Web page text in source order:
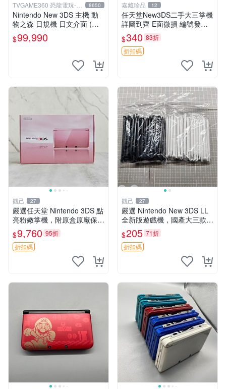
TVGAME360 恐龍電玩-台
中店
8650
Nintendo New 3DS 主機 動
物之森 日規機 日文介面 (附
原廠充電器+保護貼)【台中恐
龍電玩】
$99,990
嘉藏珍品 12
任天堂New3DS二手大三掌機
詳圖到齊 E面微損 編號發貨
掉漆系列 新大三掌機 任天堂
3DS 二手機
$340 83折
折扣碼
觀己 27
嚴選任天堂 Nintendo 3DS 點
亮粉嫩掌機，附原盒原廠保單
推薦收藏 3DS 老小三 日系原
裝 測試動作品 DS遊戲卡帶
$9,760 95折
折扣碼
觀己 27
嚴選 Nintendo New 3DS LL
全新版遊戲機，國產大三款，
超值推薦！4.5吋彩色螢幕，
輕巧便攜，適合收藏。New 3
DS LL 遊戲機 新
$205 71折
折扣碼